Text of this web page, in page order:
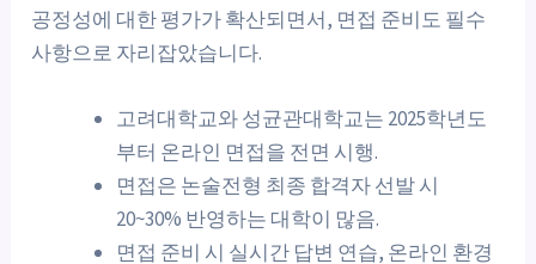
공정성에 대한 평가가 확산되면서, 면접 준비도 필수
사항으로 자리잡았습니다.
고려대학교와 성균관대학교는 2025학년도
부터 온라인 면접을 전면 시행.
면접은 논술전형 최종 합격자 선발 시
20~30% 반영하는 대학이 많음.
면접 준비 시 실시간 답변 연습, 온라인 환경